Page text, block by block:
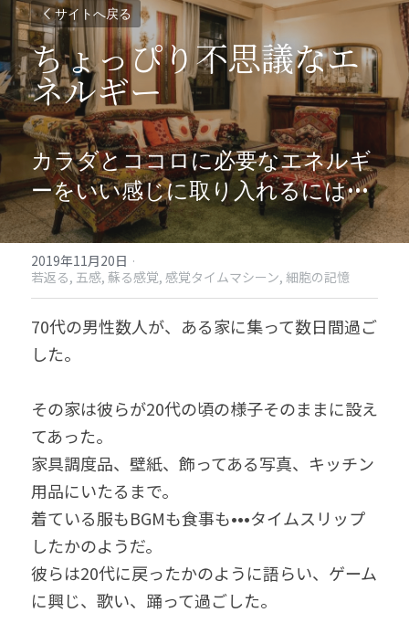
サイトへ戻る
ちょっぴり不思議なエ
ネルギー
カラダとココロに必要なエネルギ
ーをいい感じに取り入れるには•••
2019年11月20日 ·
若返る, 五感, 蘇る感覚, 感覚タイムマシーン, 細胞の記憶
70代の男性数人が、ある家に集って数日間過ご
した。
その家は彼らが20代の頃の様子そのままに設え
てあった。
家具調度品、壁紙、飾ってある写真、キッチン
用品にいたるまで。
着ている服もBGMも食事も•••タイムスリップ
したかのようだ。
彼らは20代に戻ったかのように語らい、ゲーム
に興じ、歌い、踊って過ごした。